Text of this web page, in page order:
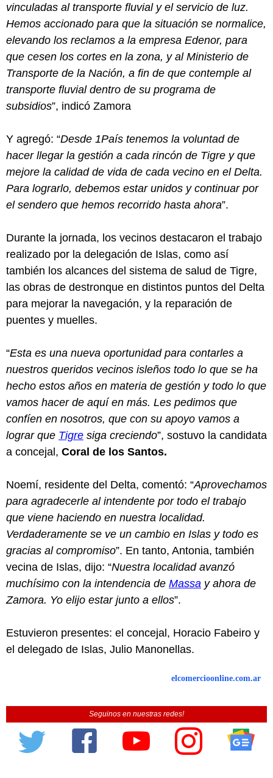
vinculadas al transporte fluvial y el servicio de luz.
Hemos accionado para que la situación se normalice,
elevando los reclamos a la empresa Edenor, para
que cesen los cortes en la zona, y al Ministerio de
Transporte de la Nación, a fin de que contemple al
transporte fluvial dentro de su programa de
subsidios”, indicó Zamora
Y agregó: “Desde 1País tenemos la voluntad de
hacer llegar la gestión a cada rincón de Tigre y que
mejore la calidad de vida de cada vecino en el Delta.
Para lograrlo, debemos estar unidos y continuar por
el sendero que hemos recorrido hasta ahora”.
Durante la jornada, los vecinos destacaron el trabajo
realizado por la delegación de Islas, como así
también los alcances del sistema de salud de Tigre,
las obras de destronque en distintos puntos del Delta
para mejorar la navegación, y la reparación de
puentes y muelles.
“Esta es una nueva oportunidad para contarles a
nuestros queridos vecinos isleños todo lo que se ha
hecho estos años en materia de gestión y todo lo que
vamos hacer de aquí en más. Les pedimos que
confíen en nosotros, que con su apoyo vamos a
lograr que Tigre siga creciendo”, sostuvo la candidata
a concejal, Coral de los Santos.
Noemí, residente del Delta, comentó: “Aprovechamos
para agradecerle al intendente por todo el trabajo
que viene haciendo en nuestra localidad.
Verdaderamente se ve un cambio en Islas y todo es
gracias al compromiso”. En tanto, Antonia, también
vecina de Islas, dijo: “Nuestra localidad avanzó
muchísimo con la intendencia de Massa y ahora de
Zamora. Yo elijo estar junto a ellos”.
Estuvieron presentes: el concejal, Horacio Fabeiro y
el delegado de Islas, Julio Manonellas.
elcomercioonline.com.ar
Seguinos en nuestras redes!